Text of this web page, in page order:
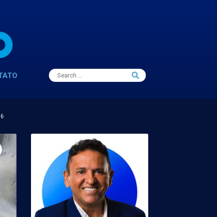
Search
for:
Search